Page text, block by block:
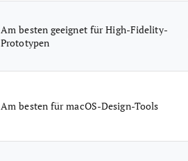
Am besten geeignet für High-Fidelity-
Prototypen
Am besten für macOS-Design-Tools